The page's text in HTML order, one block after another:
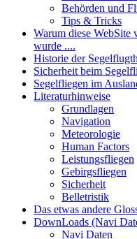
Behörden und
Tips & Tricks
Warum diese WebSite
wurde ....
Historie der
Sicherheit beim
Segelfliegen im
Literaturhinweise
Grundlagen
Navigation
Meteorologie
Human Factors
Leistungsfliegen
Gebirgsfliegen
Sicherheit
Belletristik
Das etwas andere
DownLoads (Navi
Navi Daten